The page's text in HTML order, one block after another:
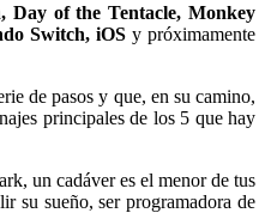
Day of the Tentacle, Monkey
Switch, iOS y próximamente
de pasos y que, en su camino,
principales de los 5 que hay
un cadáver es el menor de tus
su sueño, ser programadora de